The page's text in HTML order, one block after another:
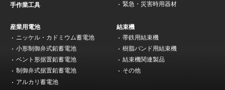
手作業工具
緊急・災害時用器材
産業用電池
ニッケル・カドミウム蓄電池
小形制御弁式鉛蓄電池
ベント形据置鉛蓄電池
制御弁式据置鉛蓄電池
アルカリ蓄電池
結束機
帯鉄用結束機
樹脂バンド用結束機
結束機関連製品
その他